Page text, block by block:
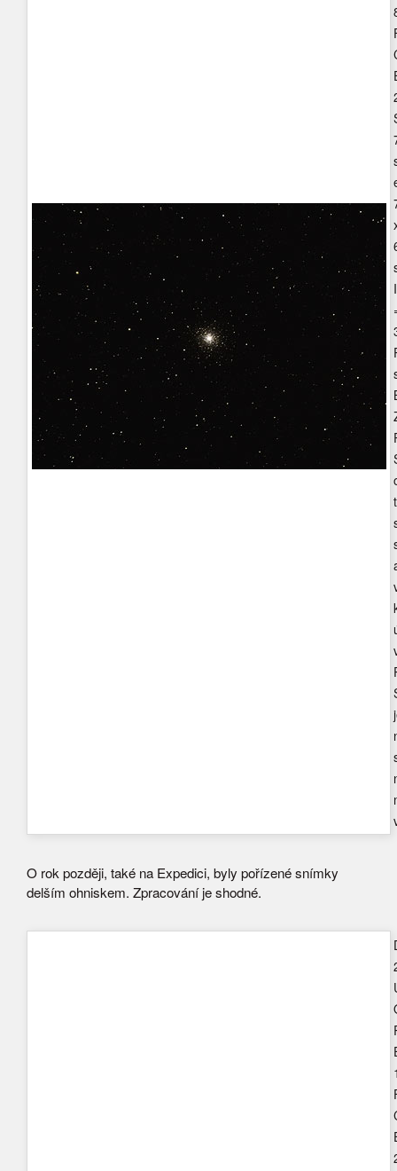
O rok později, také na Expedici, byly pořízené snímky
delším ohniskem. Zpracování je shodné.